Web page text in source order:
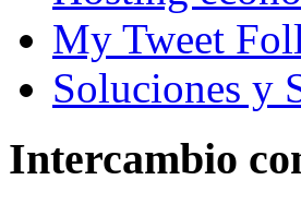
My Tweet
Soluciones y
Intercambio